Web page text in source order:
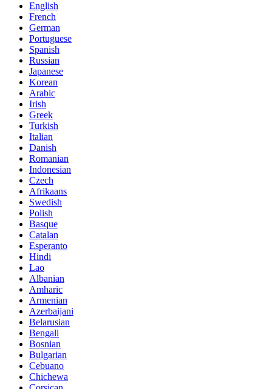
English
French
German
Portuguese
Spanish
Russian
Japanese
Korean
Arabic
Irish
Greek
Turkish
Italian
Danish
Romanian
Indonesian
Czech
Afrikaans
Swedish
Polish
Basque
Catalan
Esperanto
Hindi
Lao
Albanian
Amharic
Armenian
Azerbaijani
Belarusian
Bengali
Bosnian
Bulgarian
Cebuano
Chichewa